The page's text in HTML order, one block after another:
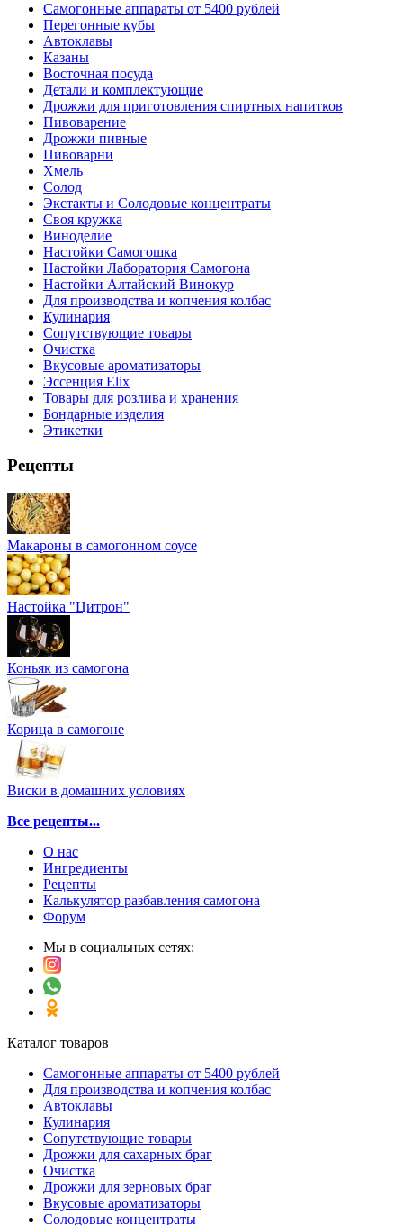
Самогонные аппараты от 5400 рублей
Перегонные кубы
Автоклавы
Казаны
Восточная посуда
Детали и комплектующие
Дрожжи для приготовления спиртных напитков
Пивоварение
Дрожжи пивные
Пивоварни
Хмель
Солод
Экстакты и Солодовые концентраты
Своя кружка
Виноделие
Настойки Самогошка
Настойки Лаборатория Самогона
Настойки Алтайский Винокур
Для производства и копчения колбас
Кулинария
Сопутствующие товары
Очистка
Вкусовые ароматизаторы
Эссенция Elix
Товары для розлива и хранения
Бондарные изделия
Этикетки
Рецепты
Макароны в самогонном соусе
Настойка "Цитрон"
Коньяк из самогона
Корица в самогоне
Виски в домашних условиях
Все рецепты...
О нас
Ингредиенты
Рецепты
Калькулятор разбавления самогона
Форум
Мы в социальных сетях:
Каталог товаров
Самогонные аппараты от 5400 рублей
Для производства и копчения колбас
Автоклавы
Кулинария
Сопутствующие товары
Дрожжи для сахарных браг
Очистка
Дрожжи для зерновых браг
Вкусовые ароматизаторы
Солодовые концентраты